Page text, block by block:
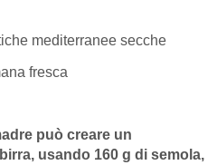
mediterranee secche
fresca
può creare un
usando 160 g di semola,